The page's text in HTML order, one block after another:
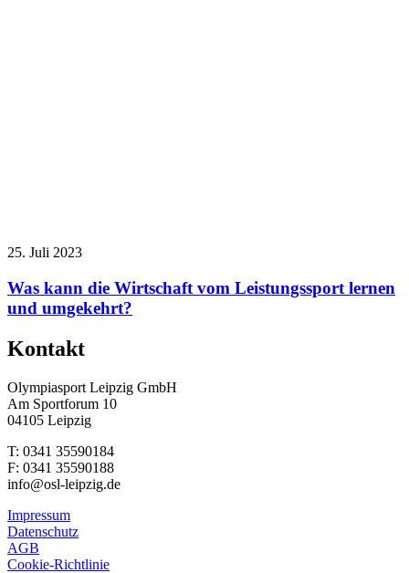
25. Juli 2023
Was kann die Wirtschaft vom Leistungssport lernen
und umgekehrt?
Kontakt
Olympiasport Leipzig GmbH
Am Sportforum 10
04105 Leipzig
T: 0341 35590184
F: 0341 35590188
info@osl-leipzig.de
Impressum
Datenschutz
AGB
Cookie-Richtlinie